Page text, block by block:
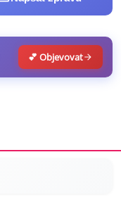
💕 Objevovat